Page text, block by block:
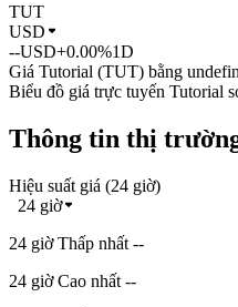
TUT
USD
--USD+0.00%1D
Giá Tutorial (TUT) bằng
Biểu đồ giá trực tuyến Tutorial
Thông tin thị
Hiệu suất giá (24 giờ)
24 giờ
24 giờ Thấp nhất --
24 giờ Cao nhất --